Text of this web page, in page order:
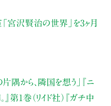
「宮沢賢治の世界」を3ヶ月
片隅から、隣国を想う」
『ニ
第1巻（リイド社）
『ガチ中